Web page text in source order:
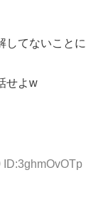
してないことに
せよw
ID:3ghmOvOTp